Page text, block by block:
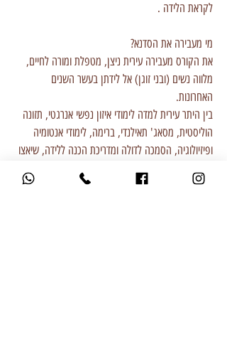
לקראת הלידה .
מי מעבירה את הסדנא?
את הקורס מעבירה עירית ניצן, מטפלת ומורה לחיים,
מלווה נשים (ובני זוגן) אל לידתן בעשר השנים
האחרונות.
בין היתר עירית למדה לימודי איזון נפשי אנרגטי, תזונה
הוליסטית, מסאג' תאילנדי, ברימה, לימודי אנטומיה
ופיזיולוגיה, הסמכה לדולה ומדריכת הכנה ללידה, שיאצו